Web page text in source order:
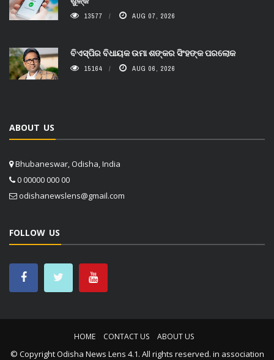
13577 AUG 07, 2026
ବିଏସ୍‌ପିର ବିଧାୟକ ଉମା ଶଙ୍କର ସିଂହଙ୍କ ପରଲୋକ
15164 AUG 06, 2026
ABOUT US
Bhubaneswar, Odisha, India
0 00000 000 00
odishanewslens@gmail.com
FOLLOW US
HOME CONTACT US ABOUT US
© CopyrightOdisha News Lens 4.1. All rights reserved. in association